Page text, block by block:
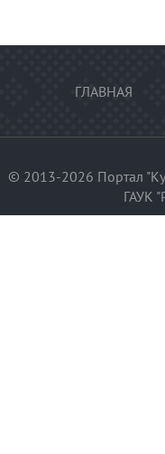
ГЛАВНАЯ
© 2013-2026 Портал
ГАУК